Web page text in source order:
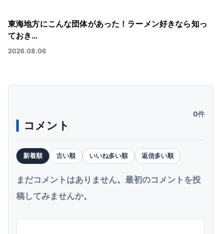
東海地方にこんな団体があった！ラーメン好きなら知っ
ておき…
2026.08.06
コメント
0件
新着順 古い順 いいね多い順 返信多い順
まだコメントはありません。最初のコメントを投
稿してみませんか。